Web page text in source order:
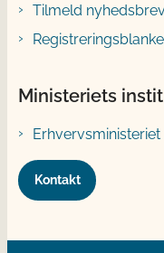
Tilmeld
Ministeriets
Erhvervsministeriet
Kontakt